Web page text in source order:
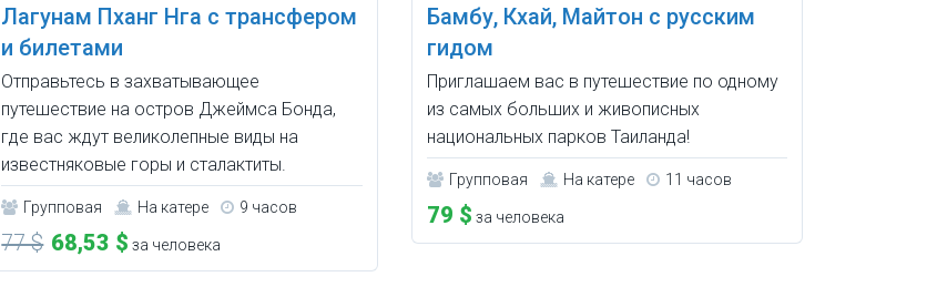
Лагунам Пханг Нга с трансфером
и билетами
Отправьтесь в захватывающее
путешествие на остров Джеймса Бонда,
где вас ждут великолепные виды на
известняковые горы и сталактиты.
Групповая На катере 9 часов
77 $ 68,53 $ за человека
Бамбу, Кхай, Майтон с русским
гидом
Приглашаем вас в путешествие по одному
из самых больших и живописных
национальных парков Таиланда!
Групповая На катере 11 часов
79 $ за человека